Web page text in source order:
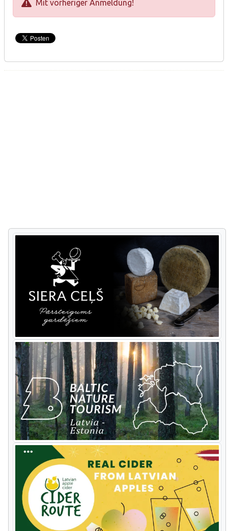
Mit vorheriger Anmeldung!